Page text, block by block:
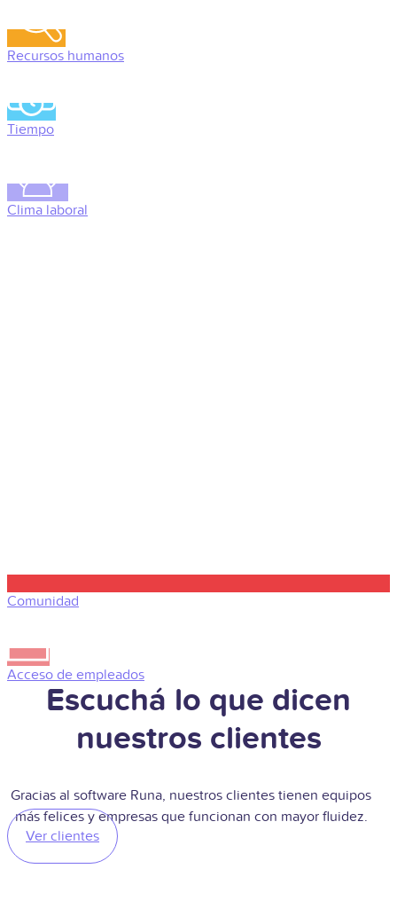
Recursos humanos
Tiempo
Clima laboral
Comunidad
Acceso de empleados
Escuchá lo que dicen
nuestros clientes
Gracias al software Runa, nuestros clientes tienen equipos
más felices y empresas que funcionan con mayor fluidez.
Ver clientes